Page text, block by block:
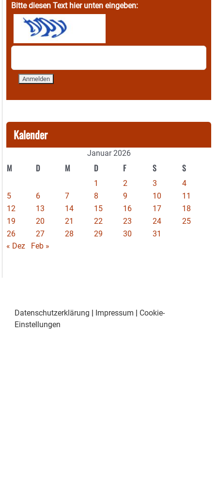
Bitte diesen Text hier unten eingeben:
Kalender
Januar 2026
M D M D F S S
1 2 3
4
5
6 7 8 9 10
11
12
13 14 15 16 17
18
19
20 21 22 23 24
25
26
27 28 29 30
31
« Dez
Feb »
Datenschutzerklärung | Impressum | Cookie-
Einstellungen